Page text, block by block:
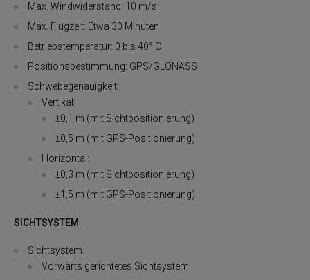
Max. Windwiderstand: 10 m/s
Max. Flugzeit: Etwa 30 Minuten
Betriebstemperatur: 0 bis 40° C
Positionsbestimmung: GPS/GLONASS
Schwebegenauigkeit:
Vertikal:
±0,1 m (mit Sichtpositionierung)
±0,5 m (mit GPS-Positionierung)
Horizontal:
±0,3 m (mit Sichtpositionierung)
±1,5 m (mit GPS-Positionierung)
SICHTSYSTEM
Sichtsystem:
Vorwärts gerichtetes Sichtsystem